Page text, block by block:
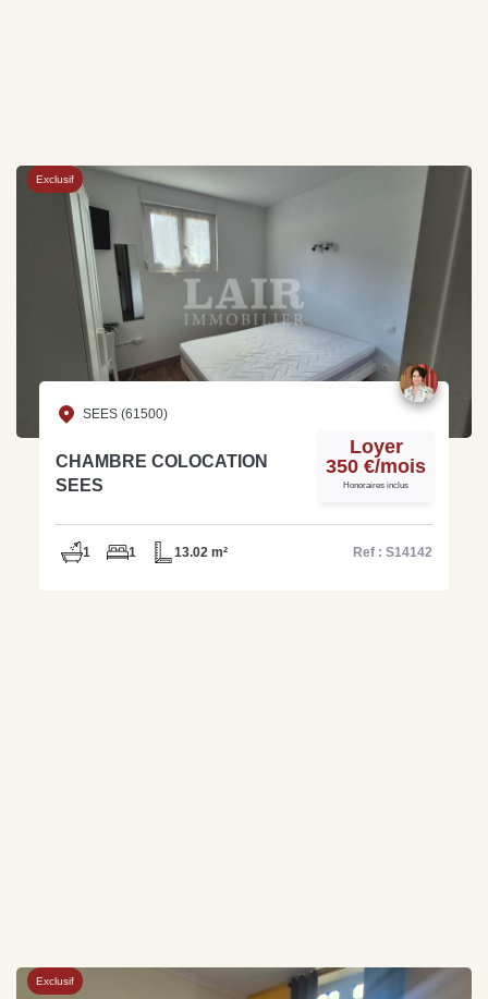
Exclusif
SEES (61500)
CHAMBRE COLOCATION
SEES
Loyer
350 €/mois
Honoraires inclus
1 1 13.02 m² Ref : S14142
Exclusif